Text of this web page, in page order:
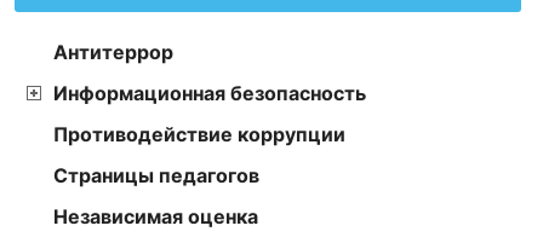
Антитеррор
Информационная безопасность
Противодействие коррупции
Страницы педагогов
Независимая оценка